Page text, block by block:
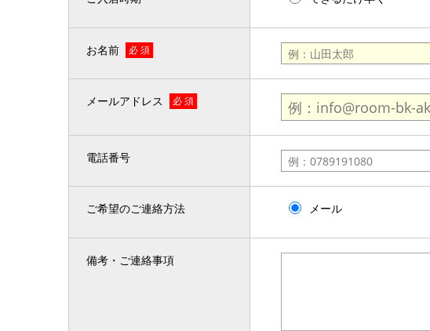
お名前 必 須
メールアドレス 必 須
電話番号
ご希望のご連絡方法 メール
備考・ご連絡事項